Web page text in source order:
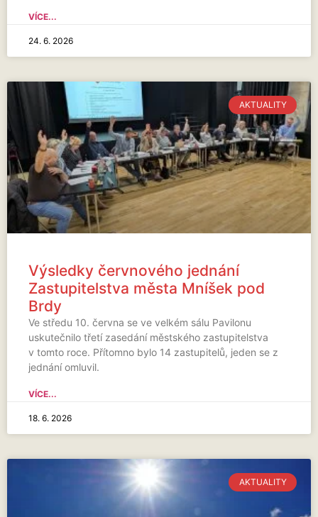
VÍCE...
24. 6. 2026
AKTUALITY
Výsledky červnového jednání
Zastupitelstva města Mníšek pod
Brdy
Ve středu 10. června se ve velkém sálu Pavilonu
uskutečnilo třetí zasedání městského zastupitelstva
v tomto roce. Přítomno bylo 14 zastupitelů, jeden se z
jednání omluvil.
VÍCE...
18. 6. 2026
AKTUALITY